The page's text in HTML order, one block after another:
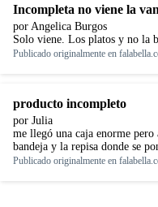
Incompleta no viene la
por Angelica Burgos
Solo viene. Los platos y no la
Publicado originalmente en
producto incompleto
por Julia
me llegó una caja enorme
bandeja y la repisa donde se
Publicado originalmente en